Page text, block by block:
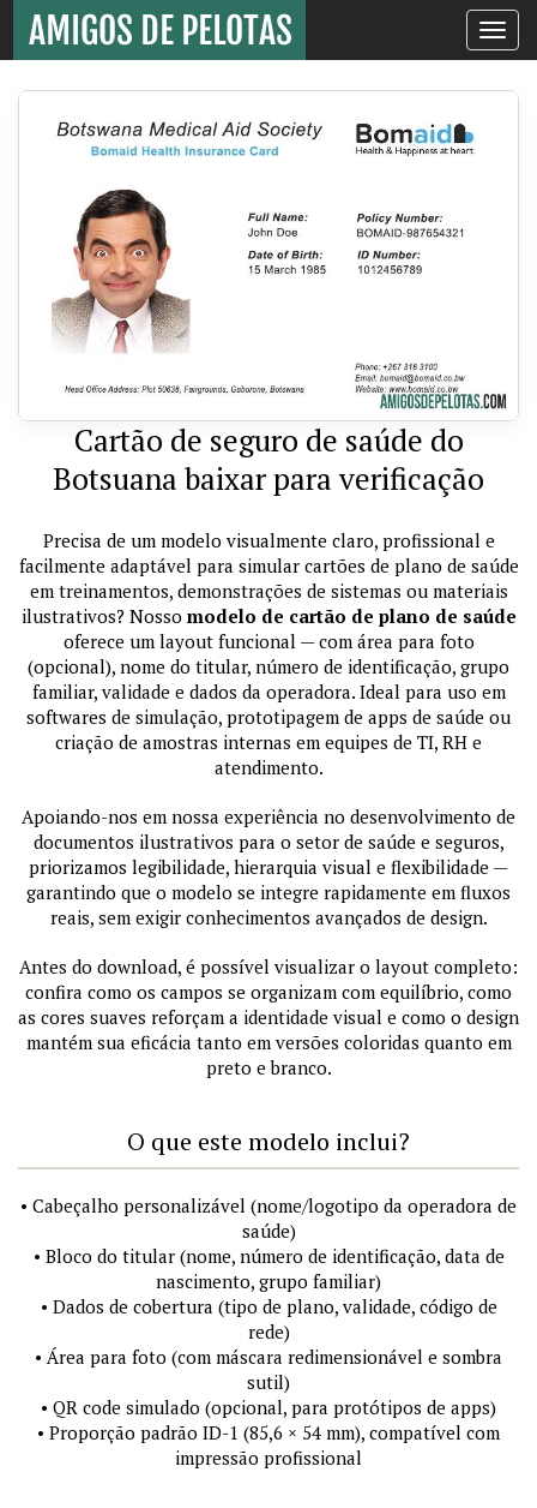
Toggle
Cartão de seguro de saúde do
Botsuana baixar para verificação
Precisa de um modelo visualmente claro, profissional e
facilmente adaptável para simular cartões de plano de saúde
em treinamentos, demonstrações de sistemas ou materiais
ilustrativos? Nosso modelo de cartão de plano de saúde
oferece um layout funcional — com área para foto
(opcional), nome do titular, número de identificação, grupo
familiar, validade e dados da operadora. Ideal para uso em
softwares de simulação, prototipagem de apps de saúde ou
criação de amostras internas em equipes de TI, RH e
atendimento.
Apoiando-nos em nossa experiência no desenvolvimento de
documentos ilustrativos para o setor de saúde e seguros,
priorizamos legibilidade, hierarquia visual e flexibilidade —
garantindo que o modelo se integre rapidamente em fluxos
reais, sem exigir conhecimentos avançados de design.
Antes do download, é possível visualizar o layout completo:
confira como os campos se organizam com equilíbrio, como
as cores suaves reforçam a identidade visual e como o design
mantém sua eficácia tanto em versões coloridas quanto em
preto e branco.
O que este modelo inclui?
• Cabeçalho personalizável (nome/logotipo da operadora de
saúde)
• Bloco do titular (nome, número de identificação, data de
nascimento, grupo familiar)
• Dados de cobertura (tipo de plano, validade, código de
rede)
• Área para foto (com máscara redimensionável e sombra
sutil)
• QR code simulado (opcional, para protótipos de apps)
• Proporção padrão ID-1 (85,6 × 54 mm), compatível com
impressão profissional